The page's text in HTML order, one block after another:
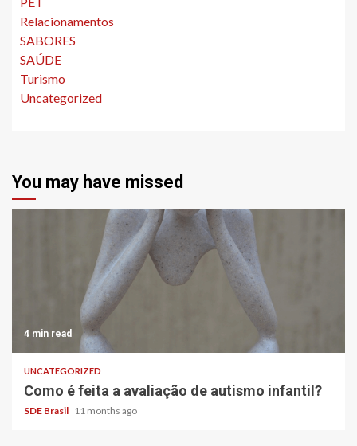
Relacionamentos
SABORES
SAÚDE
Turismo
Uncategorized
You may have missed
4 min read
UNCATEGORIZED
Como é feita a avaliação de autismo infantil?
SDE Brasil 11 months ago